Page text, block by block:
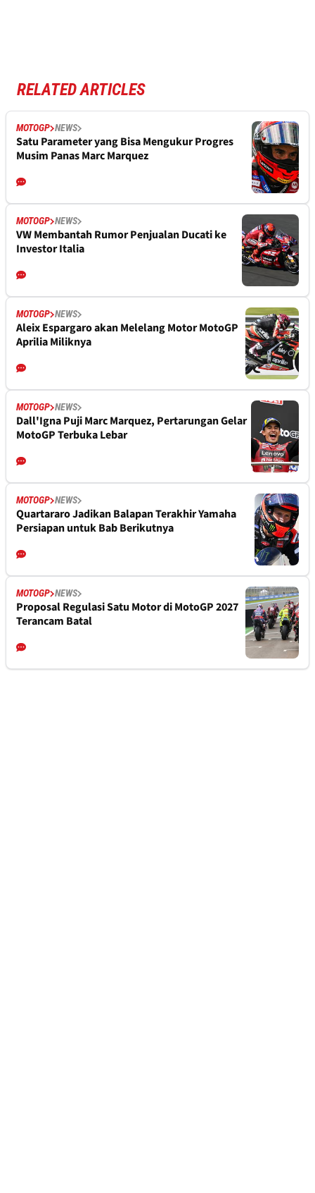
RELATED ARTICLES
MOTOGP NEWS
Satu Parameter yang Bisa Mengukur Progres
Musim Panas Marc Marquez
MOTOGP NEWS
VW Membantah Rumor Penjualan Ducati ke
Investor Italia
MOTOGP NEWS
Aleix Espargaro akan Melelang Motor MotoGP
Aprilia Miliknya
MOTOGP NEWS
Dall'Igna Puji Marc Marquez, Pertarungan Gelar
MotoGP Terbuka Lebar
MOTOGP NEWS
Quartararo Jadikan Balapan Terakhir Yamaha
Persiapan untuk Bab Berikutnya
MOTOGP NEWS
Proposal Regulasi Satu Motor di MotoGP 2027
Terancam Batal